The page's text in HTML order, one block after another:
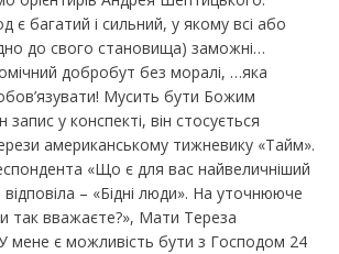
є багатий і сильний, у якому всі або
до свого становища) заможні…
добробут без моралі, …яка
Мусить бути Божим
у конспекті, він стосується
американському тижневику «Тайм».
«Що є для вас найвеличніший
– «Бідні люди». На уточнююче
так вважаєте?», Мати Тереза
мене є можливість бути з Господом 24